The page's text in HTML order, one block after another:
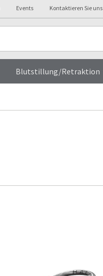
Events Kontaktieren Sie uns
Blutstillung/Retraktion